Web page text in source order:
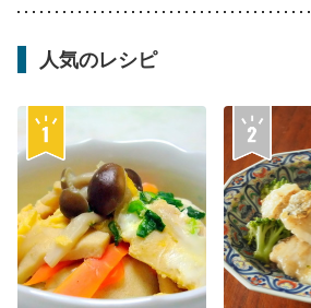
人気のレシピ